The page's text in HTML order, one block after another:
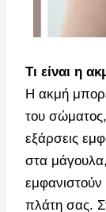
Τι είναι η
Η ακμή
του
εξάρσεις
στα
πλάτη σας.